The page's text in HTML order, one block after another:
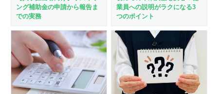
ング補助金の申請から報告ま
での実務
業員への説明がラクになる3
つのポイント